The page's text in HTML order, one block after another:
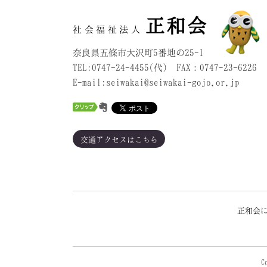
社会福祉法人 正和会
奈良県五條市大沢町5番地の25-1
TEL:0747-24-4455(代) FAX：0747-23-6226
E-mail:seiwakai@seiwakai-gojo.or.jp
交通アクセスはこちら
正和会